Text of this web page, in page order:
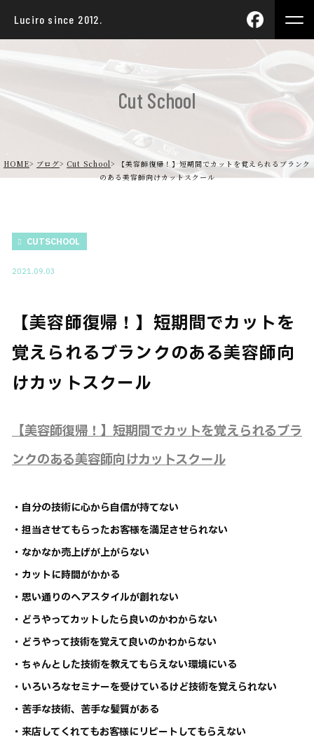
Luciro since 2012.
Cut School
HOME ブログ Cut School
【美容師復帰！】短期間でカットを覚えられるブランク
のある美容師向けカットスクール
CUTSCHOOL
2021.09.03
【美容師復帰！】短期間でカットを
覚えられるブランクのある美容師向
けカットスクール
【美容師復帰！】短期間でカットを覚えられるブラ
ンクのある美容師向けカットスクール
・自分の技術に心から自信が持てない
・担当させてもらったお客様を満足させられない
・なかなか売上げが上がらない
・カットに時間がかかる
・思い通りのヘアスタイルが創れない
・どうやってカットしたら良いのかわからない
・どうやって技術を覚えて良いのかわからない
・ちゃんとした技術を教えてもらえない環境にいる
・いろいろなセミナーを受けているけど技術を覚えられない
・苦手な技術、苦手な髪質がある
・来店してくれてもお客様にリピートしてもらえない